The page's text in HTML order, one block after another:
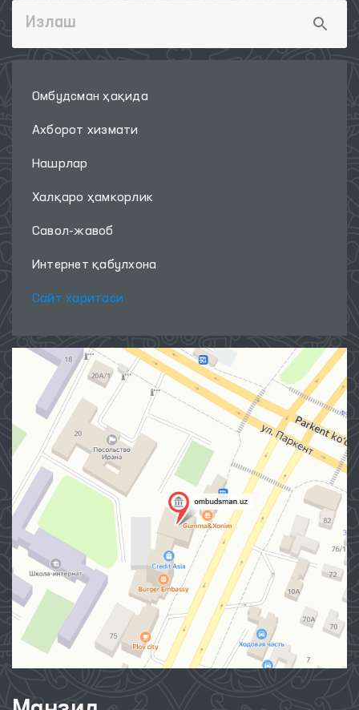
Омбудсман ҳақида
Ахборот хизмати
Нашрлар
Халқаро ҳамкорлик
Савол-жавоб
Интернет қабулхона
Сайт харитаси